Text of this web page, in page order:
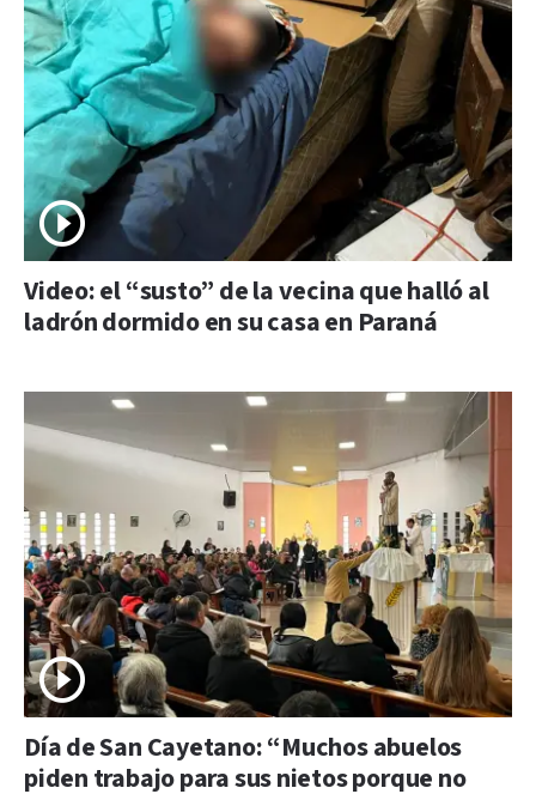
Video: el “susto” de la vecina que halló al
ladrón dormido en su casa en Paraná
Día de San Cayetano: “Muchos abuelos
piden trabajo para sus nietos porque no